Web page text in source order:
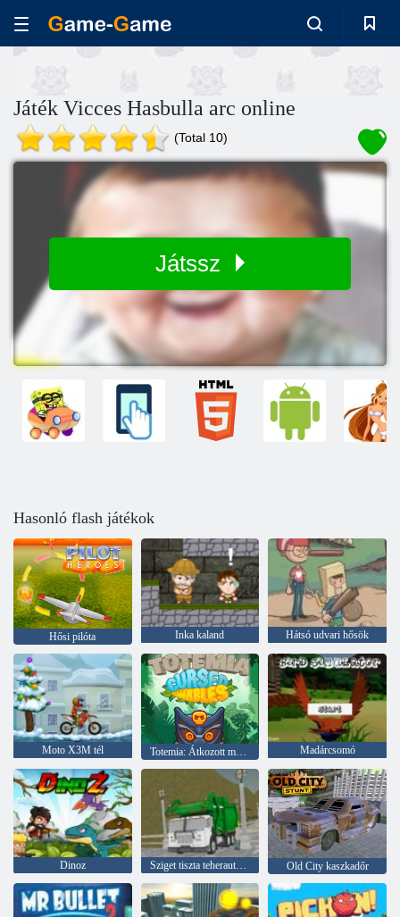
Játék Vicces Hasbulla arc online
(Total 10)
Játssz
Hasonló flash játékok
Hősi pilóta Inka kaland Hátsó udvari hősök
Moto X3M tél Totemia: Átkozott márványok Madárcsomó
Dinoz Sziget tiszta teherautó szemetet Sim Old City kaszkadőr